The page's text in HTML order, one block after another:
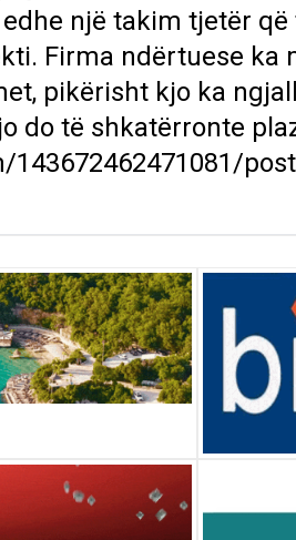
një takim tjetër
Firma ndërtuese ka
pikërisht kjo ka
do të shkatërronte